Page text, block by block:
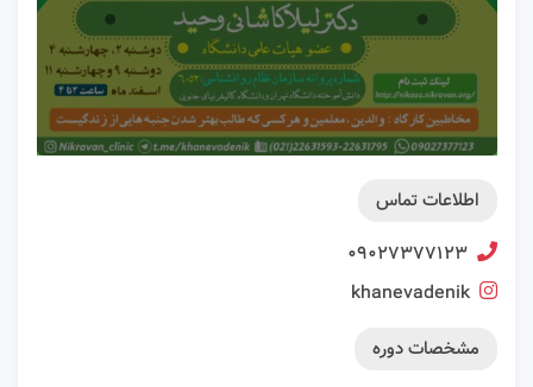
اطلاعات تماس
۰۹۰۲۷۳۷۷۱۲۳
khanevadenik
مشخصات دوره